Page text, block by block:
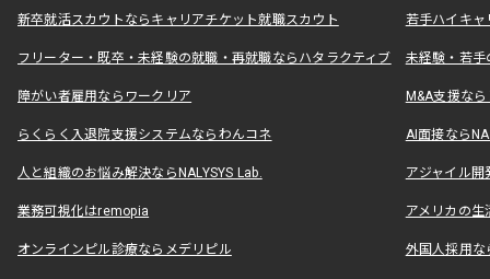
新卒就活スカウトならキャリアチケット就職スカウト 若手ハイキ
フリーター・既卒・未経験の就職・再就職ならハタラクティブ 未経験・若手
障がい者雇用ならワークリア M&A支援な
らくらく入退院支援システムならわんコネ AI面接なら
人と組織のお悩み解決ならNALYSYS Lab. アジャイル
業務可視化はremopia アメリカの
オンラインピル診療ならメデリピル 外国人採用